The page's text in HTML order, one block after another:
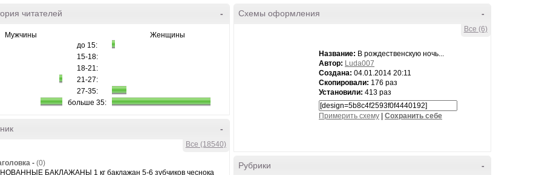
-
читателей
Мужчины
Женщины
до 15:
15-18:
18-21:
21-27:
27-35:
больше 35:
-
Все (18540)
- (0)
БАКЛАЖАНЫ 1 кг баклажан 5-6 зубчиков чеснока
-
Схемы оформления
Все (6)
Название: В рождественскую ночь...
Автор: Luda007
Создана: 04.01.2014 20:11
Скопировали: 176 раз
Установили: 413 раз
Примерить схему Cохранить себе
-
Рубрики